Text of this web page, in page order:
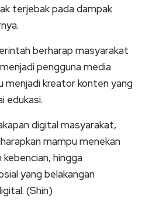
terjebak pada dampak
berharap masyarakat
pengguna media
menjadi kreator konten yang
edukasi.
digital masyarakat,
mampu menekan
hingga
yang belakangan
(Shin)